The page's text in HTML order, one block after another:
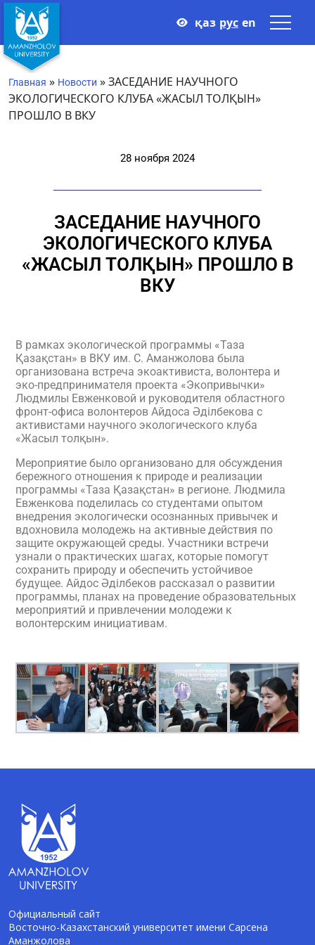
қаз рус en
Главная » Новости »ЗАСЕДАНИЕ НАУЧНОГО
ЭКОЛОГИЧЕСКОГО КЛУБА «ЖАСЫЛ ТОЛҚЫН»
ПРОШЛО В ВКУ
28 ноября 2024
ЗАСЕДАНИЕ НАУЧНОГО
ЭКОЛОГИЧЕСКОГО КЛУБА
«ЖАСЫЛ ТОЛҚЫН» ПРОШЛО В
ВКУ
В рамках экологической программы «Таза
Қазақстан» в ВКУ им. С. Аманжолова была
организована встреча экоактивиста, волонтера и
эко-предпринимателя проекта «Экопривычки»
Людмилы Евженковой и руководителя областного
фронт-офиса волонтеров Айдоса Әділбекова с
активистами научного экологического клуба
«Жасыл толқын».
Мероприятие было организовано для обсуждения
бережного отношения к природе и реализации
программы «Таза Қазақстан» в регионе. Людмила
Евженкова поделилась со студентами опытом
внедрения экологически осознанных привычек и
вдохновила молодежь на активные действия по
защите окружающей среды. Участники встречи
узнали о практических шагах, которые помогут
сохранить природу и обеспечить устойчивое
будущее. Айдос Әділбеков рассказал о развитии
программы, планах на проведение образовательных
мероприятий и привлечении молодежи к
волонтерским инициативам.
Официальный сайт
Восточно-Казахстанский университет имени Сарсена
Аманжолова